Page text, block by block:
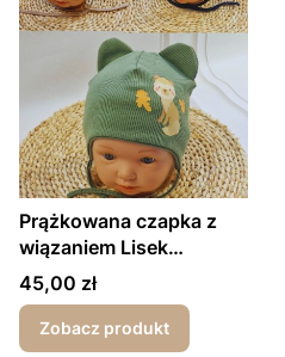
Prążkowana czapka z
wiązaniem Lisek
wiosna/jesień
Cena
45,00 zł
Zobacz produkt